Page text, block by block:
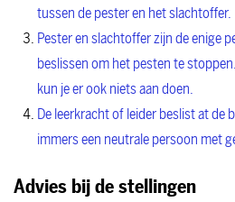
tussen de pester en het slachtoffer.
Pester en slachtoffer zijn de enige
beslissen om het pesten te
kun je er ook niets aan doen.
De leerkracht of leider beslist at de
immers een neutrale persoon met
Advies bij de stellingen